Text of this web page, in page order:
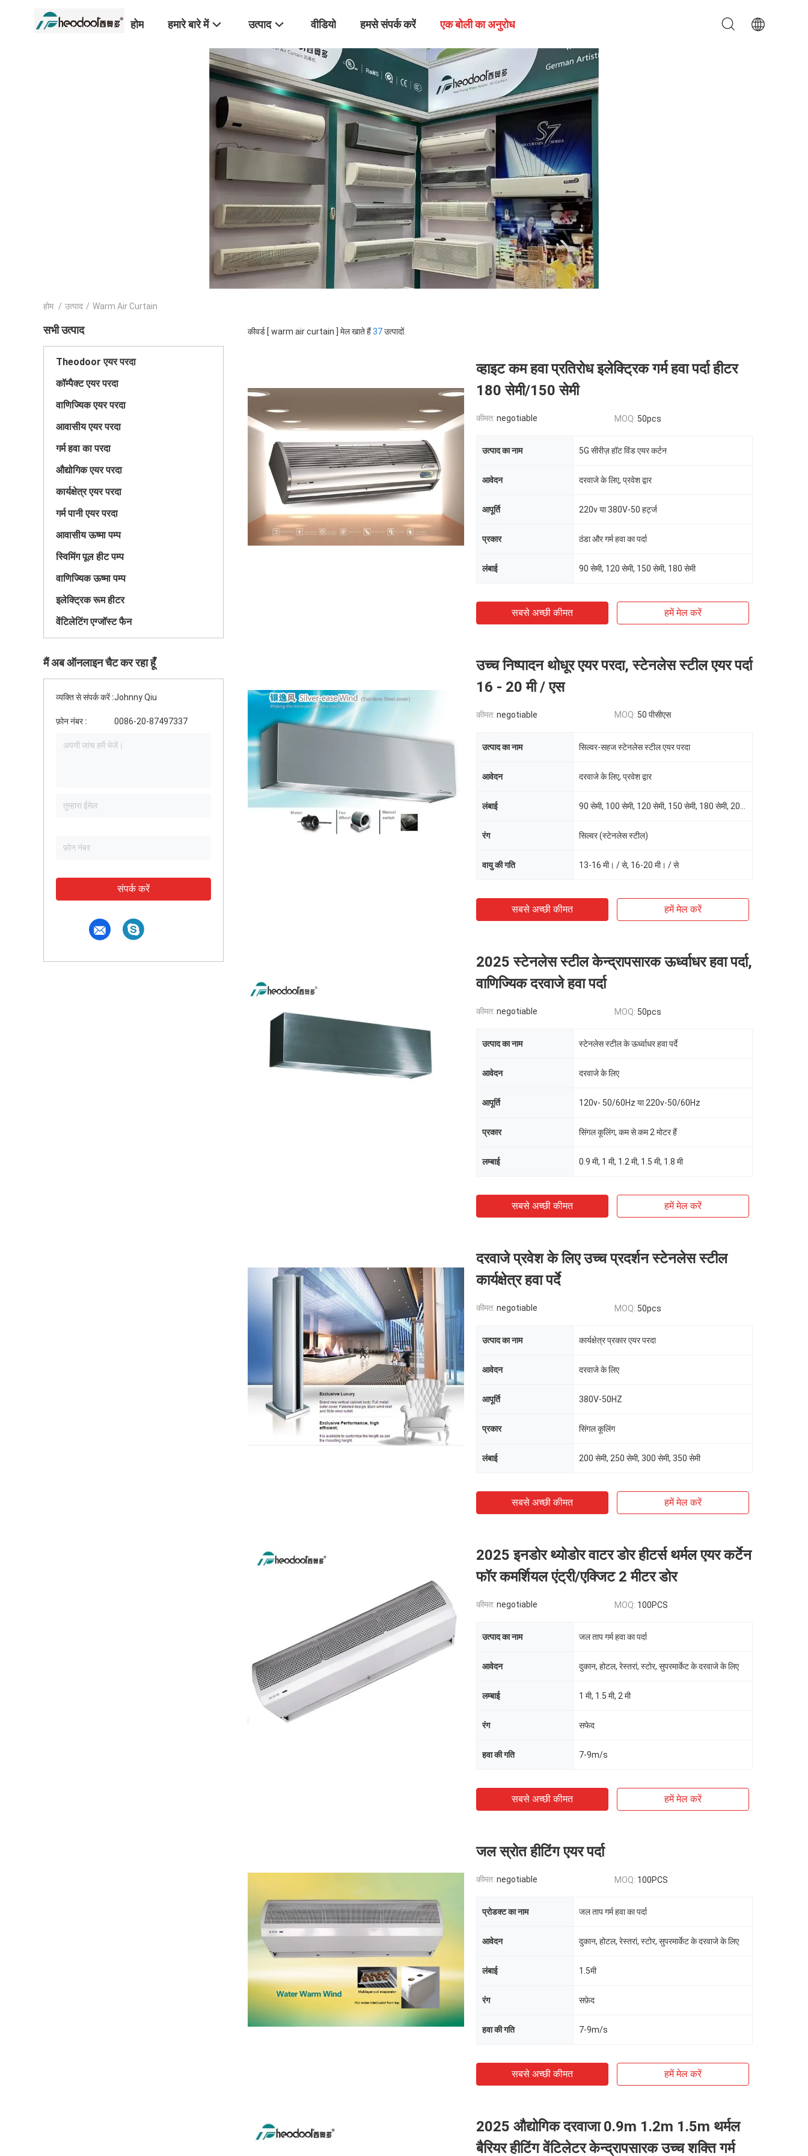
होम हमारे बारे में उत्पाद वीडियो हमसे संपर्क करें एक बोली का अनुरोध
होम / उत्पाद / Warm Air Curtain
सभी उत्पाद
Theodoor एयर परदा
कॉम्पैक्ट एयर परदा
वाणिज्यिक एयर परदा
आवासीय एयर परदा
गर्म हवा का परदा
औद्योगिक एयर परदा
कार्यक्षेत्र एयर परदा
गर्म पानी एयर परदा
आवासीय ऊष्मा पम्प
स्विमिंग पूल हीट पम्प
वाणिज्यिक ऊष्मा पम्प
इलेक्ट्रिक रूम हीटर
वेंटिलेटिंग एग्जॉस्ट फैन
मैं अब ऑनलाइन चैट कर रहा हूँ
व्यक्ति से संपर्क करें :Johnny Qiu
फ़ोन नंबर : 0086-20-87497337
संपर्क करें
कीवर्ड [ warm air curtain ] मेल खाते हैं37उत्पादों.
व्हाइट कम हवा प्रतिरोध इलेक्ट्रिक गर्म हवा पर्दा हीटर
180 सेमी/150 सेमी
कीमत: negotiable MOQ: 50pcs
उत्पाद का नाम 5G सीरीज़ हॉट विंड एयर कर्टन
आवेदन दरवाजे के लिए, प्रवेश द्वार
आपूर्ति 220v या 380V-50 हर्ट्ज
प्रकार ठंडा और गर्म हवा का पर्दा
लंबाई 90 सेमी, 120 सेमी, 150 सेमी, 180 सेमी
सबसे अच्छी कीमत हमें मेल करें
उच्च निष्पादन थोधूर एयर परदा, स्टेनलेस स्टील एयर पर्दा
16 - 20 मी / एस
कीमत: negotiable MOQ: 50 पीसीएस
उत्पाद का नाम सिल्वर-सहज स्टेनलेस स्टील एयर परदा
आवेदन दरवाजे के लिए, प्रवेश द्वार
लंबाई
रंग सिल्वर (स्टेनलेस स्टील)
वायु की गति 13-16 मी। / से, 16-20 मी। / से
सबसे अच्छी कीमत हमें मेल करें
2025 स्टेनलेस स्टील केन्द्रापसारक ऊर्ध्वाधर हवा पर्दा,
वाणिज्यिक दरवाजे हवा पर्दा
कीमत: negotiable MOQ: 50pcs
उत्पाद का नाम स्टेनलेस स्टील के ऊर्ध्वाधर हवा पर्दे
आवेदन दरवाजे के लिए
आपूर्ति 120v- 50/60Hz या 220v-50/60Hz
प्रकार सिंगल कूलिंग, कम से कम 2 मोटर हैं
लम्बाई 0.9 मी, 1 मी, 1.2 मी, 1.5 मी, 1.8 मी
सबसे अच्छी कीमत हमें मेल करें
दरवाजे प्रवेश के लिए उच्च प्रदर्शन स्टेनलेस स्टील
कार्यक्षेत्र हवा पर्दे
कीमत: negotiable MOQ: 50pcs
उत्पाद का नाम कार्यक्षेत्र प्रकार एयर परदा
आवेदन दरवाजे के लिए
आपूर्ति 380V-50HZ
प्रकार सिंगल कूलिंग
लंबाई 200 सेमी, 250 सेमी, 300 सेमी, 350 सेमी
सबसे अच्छी कीमत हमें मेल करें
2025 इनडोर थ्योडोर वाटर डोर हीटर्स थर्मल एयर कर्टेन
फॉर कमर्शियल एंट्री/एक्जिट 2 मीटर डोर
कीमत: negotiable MOQ: 100PCS
उत्पाद का नाम जल ताप गर्म हवा का पर्दा
आवेदन दुकान, होटल, रेस्तरां, स्टोर, सुपरमार्केट के दरवाजे के लिए
लम्बाई 1 मी, 1.5 मी, 2 मी
रंग सफेद
हवा की गति 7-9m/s
सबसे अच्छी कीमत हमें मेल करें
जल स्रोत हीटिंग एयर पर्दा
कीमत: negotiable MOQ: 100PCS
प्रोडक्ट का नाम जल ताप गर्म हवा का पर्दा
आवेदन दुकान, होटल, रेस्तरां, स्टोर, सुपरमार्केट के दरवाजे के लिए
लंबाई 1.5मी
रंग सफ़ेद
हवा की गति 7-9m/s
सबसे अच्छी कीमत हमें मेल करें
2025 औद्योगिक दरवाजा 0.9m 1.2m 1.5m थर्मल
बैरियर हीटिंग वेंटिलेटर केन्द्रापसारक उच्च शक्ति गर्म